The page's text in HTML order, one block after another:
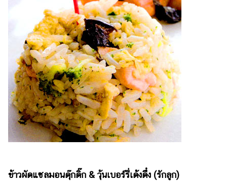
บันเทิง
รูปภาพ
ดู
หนัง
Music
Station
ละคร
เกาหลี
ข้าวผัดแซลมอนดุ๊กดิ๊ก & วุ้นเบอร์รี่เด้งดึ๋ง (รักลูก)